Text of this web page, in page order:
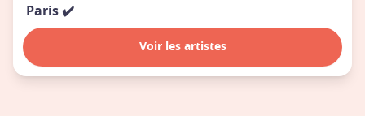
Paris✔️
Voir les artistes